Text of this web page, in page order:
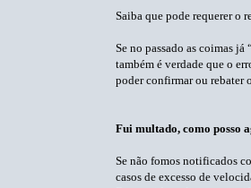
Saiba que pode requerer o
Se no passado as coimas
também é verdade que o
poder confirmar ou rebater
Fui multado, como posso
Se não fomos notificados
casos de excesso de